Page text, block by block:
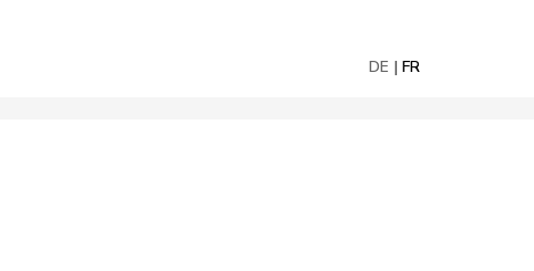
DE FR